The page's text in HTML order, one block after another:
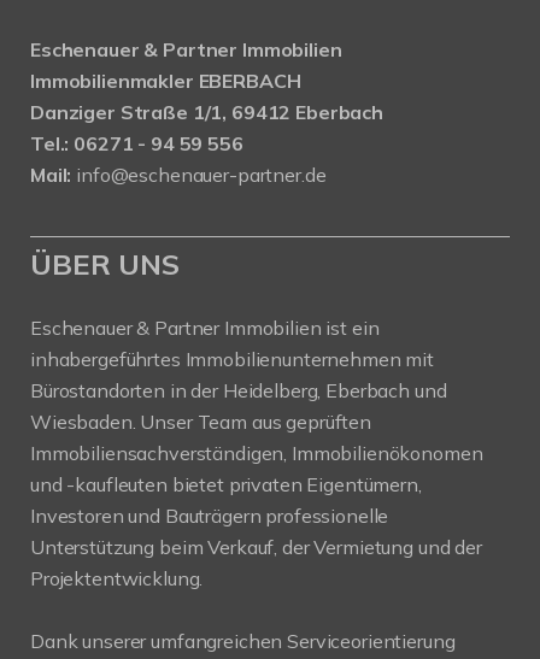
Eschenauer & Partner Immobilien
Immobilienmakler EBERBACH
Danziger Straße 1/1, 69412 Eberbach
Tel.: 06271 - 94 59 556
Mail: info@eschenauer-partner.de
ÜBER UNS
Eschenauer & Partner Immobilien ist ein
inhabergeführtes Immobilienunternehmen mit
Bürostandorten in der Heidelberg, Eberbach und
Wiesbaden. Unser Team aus geprüften
Immobiliensachverständigen, Immobilienökonomen
und -kaufleuten bietet privaten Eigentümern,
Investoren und Bauträgern professionelle
Unterstützung beim Verkauf, der Vermietung und der
Projektentwicklung.
Dank unserer umfangreichen Serviceorientierung